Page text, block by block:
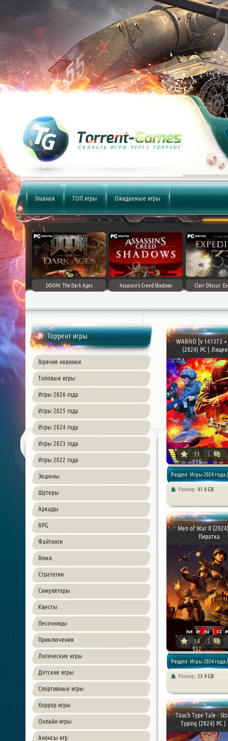
Главная ТОП игры Ожидаемые игры
DOOM: The Dark Ages Assassin's Creed Shadows Clair Obscur:
Торрент игры
Горячие новинки
Топовые игры
Игры 2026 года
Игры 2025 года
Игры 2024 года
Игры 2023 года
Игры 2022 года
Экшены
Шутеры
Аркады
RPG
Файтинги
Гонки
Стратегии
Симуляторы
Квесты
Песочницы
Приключения
Логические игры
Детские игры
Спортивные игры
Хоррор игры
Онлайн игры
Анонсы игр
WARNO [v 141373 +
(2024) PC |
51
090
Раздел: Игры 2024 года /
Размер: 41.6 GB
Men of War II
Пиратка
14
932
Раздел: Игры 2024 года /
Размер: 23.9 GB
Touch Type Tale -
Typing (2024) PC |